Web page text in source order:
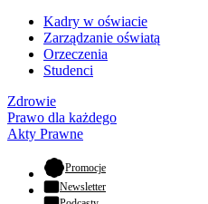
Kadry w oświacie
Zarządzanie oświatą
Orzeczenia
Studenci
Zdrowie
Prawo dla każdego
Akty Prawne
Promocje- otwiera się w nowej
Newsletter